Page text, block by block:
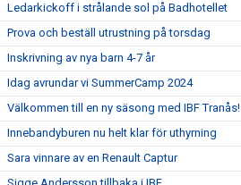
Ledarkickoff i strålande sol på Badhotellet
Prova och beställ utrustning på torsdag
Inskrivning av nya barn 4-7 år
Idag avrundar vi SummerCamp 2024
Välkommen till en ny säsong med IBF Tranås!
Innebandyburen nu helt klar för uthyrning
Sara vinnare av en Renault Captur